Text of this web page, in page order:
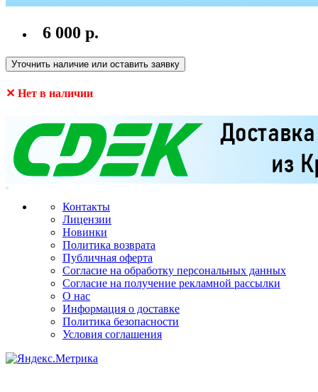
6 000 р.
Уточнить наличие или оставить заявку
✕ Нет в наличии
Контакты
Лицензии
Новинки
Политика возврата
Публичная оферта
Согласие на обработку персональных данных
Согласие на получение рекламной рассылки
О нас
Информация о доставке
Политика безопасности
Условия соглашения